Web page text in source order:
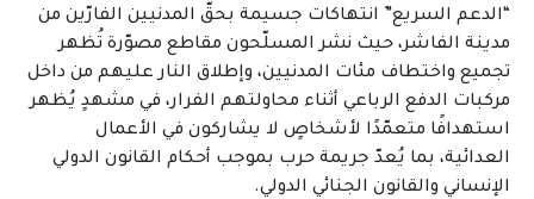
“الدعم السريع” انتهاكات جسيمة بحقّ المدنيين الفارّين من
مدينة الفاشر، حيث نشر المسلّحون مقاطع مصوّرة تُظهر
تجميع واختطاف مئات المدنيين، وإطلاق النار عليهم من داخل
مركبات الدفع الرباعي أثناء محاولتهم الفرار، في مشهدٍ يُظهر
استهدافًا متعمّدًا لأشخاصٍ لا يشاركون في الأعمال
العدائية، بما يُعدّ جريمة حرب بموجب أحكام القانون الدولي
الإنساني والقانون الجنائي الدولي.